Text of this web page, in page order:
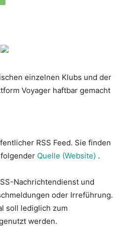
einzelnen Klubs und der
Voyager haftbar gemacht
RSS Feed. Sie finden
Quelle (Website) .
Nachrichtendienst und
oder Irreführung.
soll lediglich zum
werden.